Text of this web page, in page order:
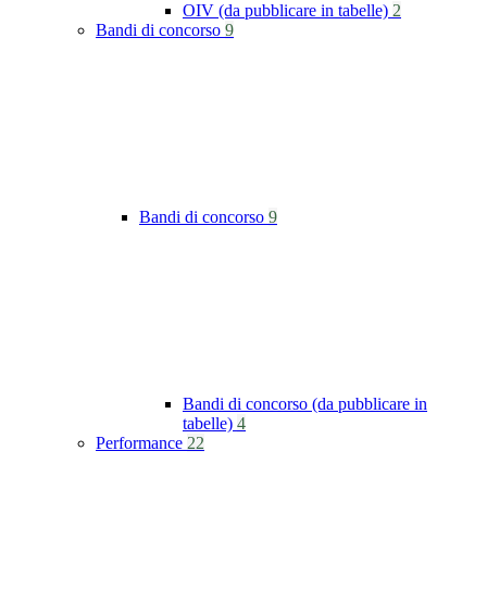
OIV (da pubblicare in tabelle) 2
Bandi di concorso 9
Bandi di concorso 9
Bandi di concorso (da pubblicare in
tabelle) 4
Performance 22